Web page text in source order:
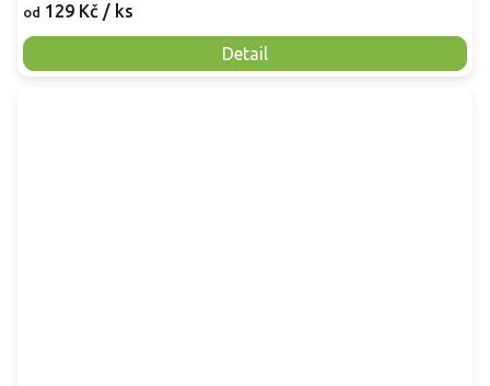
od 129 Kč / ks
Detail